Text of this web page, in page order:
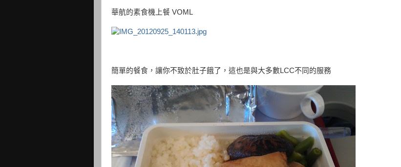
華航的素食機上餐 VOML
簡單的餐食，讓你不致於肚子餓了，這也是與大多數LCC不同的服務